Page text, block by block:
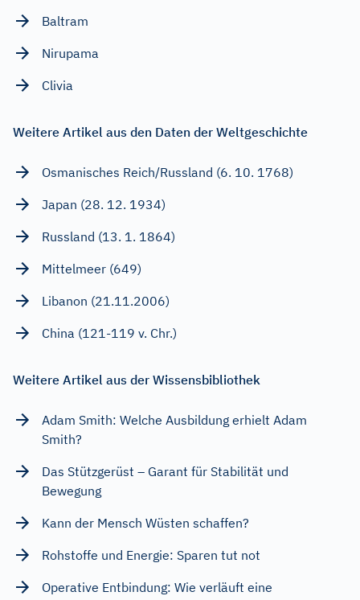
Baltram
Nirupama
Clivia
Weitere Artikel aus den Daten der Weltgeschichte
Osmanisches Reich/Russland (6. 10. 1768)
Japan (28. 12. 1934)
Russland (13. 1. 1864)
Mittelmeer (649)
Libanon (21.11.2006)
China (121-119 v. Chr.)
Weitere Artikel aus der Wissensbibliothek
Adam Smith: Welche Ausbildung erhielt Adam
Smith?
Das Stützgerüst – Garant für Stabilität und
Bewegung
Kann der Mensch Wüsten schaffen?
Rohstoffe und Energie: Sparen tut not
Operative Entbindung: Wie verläuft eine